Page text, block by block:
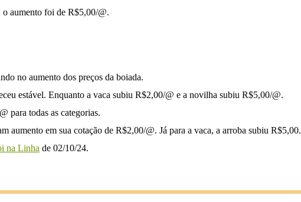
aumento foi de R$5,00/@.
no aumento dos preços da boiada.
estável. Enquanto a vaca subiu R$2,00/@ e a novilha subiu R$5,00/@.
para todas as categorias.
aumento em sua cotação de R$2,00/@. Já para a vaca, a arroba subiu R$5,00.
na Linha de 02/10/24.